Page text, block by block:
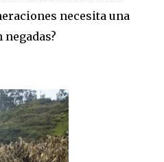
necesita una